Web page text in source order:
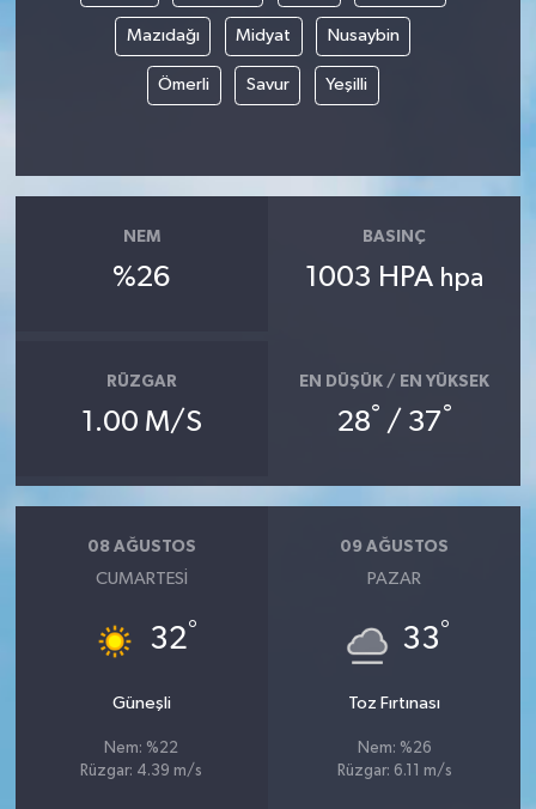
Mazıdağı Midyat Nusaybin
Ömerli Savur Yeşilli
NEM
%26
BASINÇ
1003 HPA hpa
RÜZGAR
1.00 M/S
EN DÜŞÜK / EN YÜKSEK
28° / 37°
08 AĞUSTOS
CUMARTESI
32°
Güneşli
Nem: %22
Rüzgar: 4.39 m/s
09 AĞUSTOS
PAZAR
33°
Toz Fırtınası
Nem: %26
Rüzgar: 6.11 m/s